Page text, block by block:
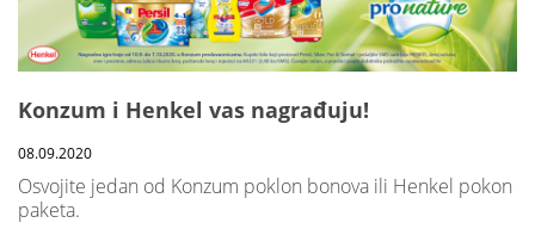
Konzum i Henkel vas nagrađuju!
08.09.2020
Osvojite jedan od Konzum poklon bonova ili Henkel pokon
paketa.